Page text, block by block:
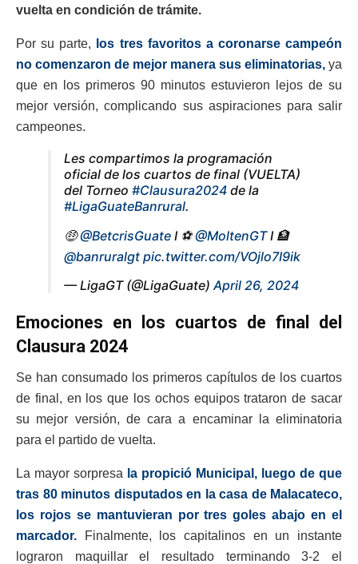
vuelta en condición de trámite.
Por su parte,
los tres favoritos a coronarse campeón
no comenzaron de mejor manera sus eliminatorias, ya
que en los primeros 90 minutos estuvieron lejos de su
mejor versión, complicando sus aspiraciones para salir
campeones.
Les compartimos la programación
oficial de los cuartos de final (VUELTA)
del Torneo #Clausura2024 de la
#LigaGuateBanrural.
🤑@BetcrisGuate I ⚽️@MoltenGTI 🏦
@banruralgt pic.twitter.com/VOjlo7I9ik
— LigaGT (@LigaGuate)April 26, 2024
Emociones en los cuartos de final del
Clausura 2024
Se han consumado los primeros capítulos de los cuartos
de final, en los que los ochos equipos trataron de sacar
su mejor versión, de cara a encaminar la eliminatoria
para el partido de vuelta.
La mayor sorpresa la propició Municipal, luego de que
tras 80 minutos disputados en la casa de Malacateco,
los rojos se mantuvieran por tres goles abajo en el
marcador. Finalmente, los capitalinos en un instante
lograron maquillar el resultado terminando 3-2 el